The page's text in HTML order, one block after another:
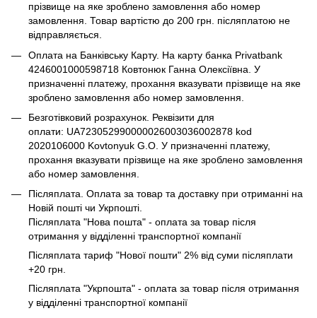
прізвище на яке зроблено замовлення або номер
замовлення. Товар вартістю до 200 грн. післяплатою не
відправляється.
Оплата на Банківську Карту. На карту банка Privatbank
4246001000598718 Ковтонюк Ганна Олексіївна. У
призначенні платежу, прохання вказувати прізвище на яке
зроблено замовлення або номер замовлення.
Безготівковий розрахунок. Реквізити для
оплати: UA723052990000026003036002878 kod
2020106000 Kovtonyuk G.O. У призначенні платежу,
прохання вказувати прізвище на яке зроблено замовлення
або номер замовлення.
Післяплата. Оплата за товар та доставку при отриманні на
Новій пошті чи Укрпошті.
Післяплата "Нова пошта" - оплата за товар після
отримання у відділенні транспортної компанії
Післяплата тариф "Нової пошти" 2% від суми післяплати
+20 грн.
Післяплата "Укрпошта" - оплата за товар після отримання
у відділенні транспортної компанії